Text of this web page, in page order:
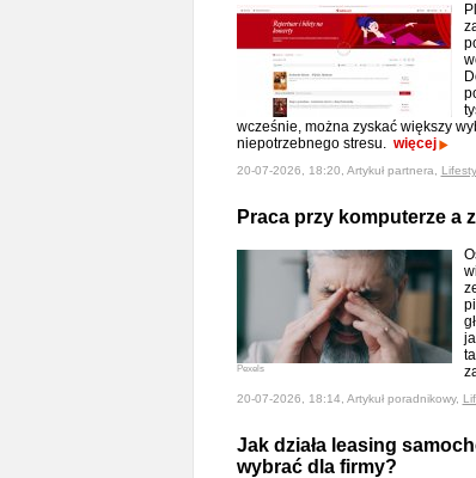
wcześnie, można zyskać większy
niepotrzebnego stresu. więcej
20-07-2026, 18:20, Artykuł partnera,
Praca przy komputerze a
Pexels
20-07-2026, 18:14, Artykuł poradnikowy,
Jak działa leasing
wybrać dla firmy?